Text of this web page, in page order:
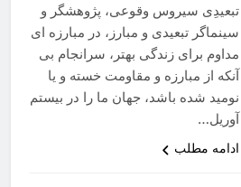
تبعیدِی سیروس وقوعی، پژوهشگر و
سینماگر تبعیدی و مبارز، در مبارزه ای
مداوم برای زندگی بهتر، سرانجام بی
آنکه از مبارزه و مقاومت خسته و یا
نومید شده باشد، جهان ما را در بیستم
آوریل…
ادامه مطلب